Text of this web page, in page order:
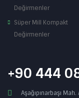
Değirmenler
Süper Mill Kompakt
Değirmenler
+90 444
Aşağıpınarbaşı